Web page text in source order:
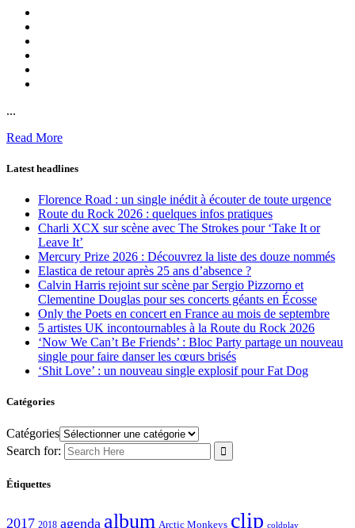
...
Read More
Latest headlines
Florence Road : un single inédit à écouter de toute urgence
Route du Rock 2026 : quelques infos pratiques
Charli XCX sur scène avec The Strokes pour ‘Take It or
Leave It’
Mercury Prize 2026 : Découvrez la liste des douze nommés
Elastica de retour après 25 ans d’absence ?
Calvin Harris rejoint sur scène par Sergio Pizzorno et
Clementine Douglas pour ses concerts géants en Écosse
Only the Poets en concert en France au mois de septembre
5 artistes UK incontournables à la Route du Rock 2026
‘Now We Can’t Be Friends’ : Bloc Party partage un nouveau
single pour faire danser les cœurs brisés
‘Shit Love’ : un nouveau single explosif pour Fat Dog
Catégories
Catégories
Search for:
Étiquettes
2017 2018 agenda album Arctic Monkeys clip coldplay